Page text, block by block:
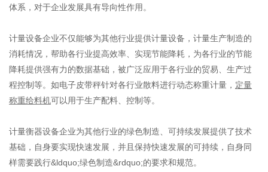
体系，对于企业发展具有导向性作用。
计量设备企业不仅能够为其他行业提供计量设备，计量生产制造的
消耗情况，帮助各行业提高效率、实现节能降耗，为各行业的节能
降耗提供强有力的数据基础，被广泛应用于各行业的贸易、生产过
程控制等。如电子皮带秤针对各行业散料进行动态称重计量， 定量
称重给料机可以用于生产配料、控制等。
计量衡器设备企业为其他行业的绿色制造、可持续发展提供了技术
基础，自身要实现快速发展，并且保持快速发展的可持续，自身同
样需要践行&ldquo;绿色制造&rdquo;的要求和规范。